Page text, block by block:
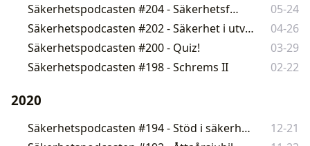
Säkerhetspodcasten #204 - Säkerhetsfails
05-24
Säkerhetspodcasten #202 - Säkerhet i utveckling 2021
04-26
Säkerhetspodcasten #200 - Quiz!
03-29
Säkerhetspodcasten #198 - Schrems II
02-22
2020
Säkerhetspodcasten #194 - Stöd i säkerhetsarbetet
12-21